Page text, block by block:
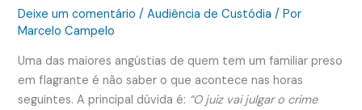
Deixe um comentário /Audiência de Custódia / Por
Marcelo Campelo
Uma das maiores angústias de quem tem um familiar preso
em flagrante é não saber o que acontece nas horas
seguintes. A principal dúvida é: “O juiz vai julgar o crime